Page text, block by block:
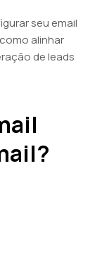
seu email
alinhar
de leads